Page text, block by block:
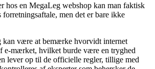
hos en MegaLeg webshop kan man faktisk
forretningsaftale, men det er bare ikke
kan være at bemærke hvorvidt internet
e-mærket, hvilket burde være en tryghed
lever op til de officielle regler, tillige med